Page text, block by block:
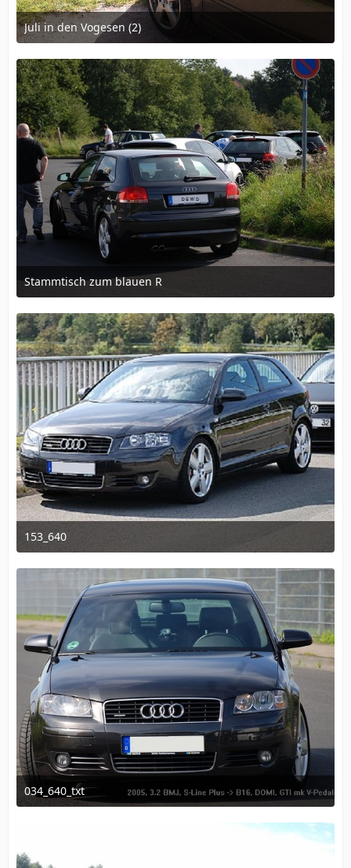
Juli in den Vogesen (2)
23. Juli 2011 um 08:59
Stammtisch zum blauen R
4. Oktober 2011 um 20:29
153_640
4. Oktober 2011 um 20:29
1
034_640_txt
4. Oktober 2011 um 20:29